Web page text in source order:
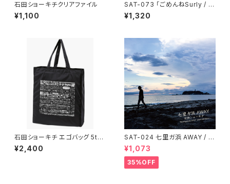
石田ショーキチクリアファイル
¥1,100
SAT-073 「ごめんねSurly / to
o hurt」石田ショーキチ
¥1,320
石田ショーキチ エゴバッグ 5th
ロット・日本縦断コンプリート記
念
¥2,400
SAT-024 七里ガ浜 AWAY / 石
田ショーキチ
¥1,073
35%OFF